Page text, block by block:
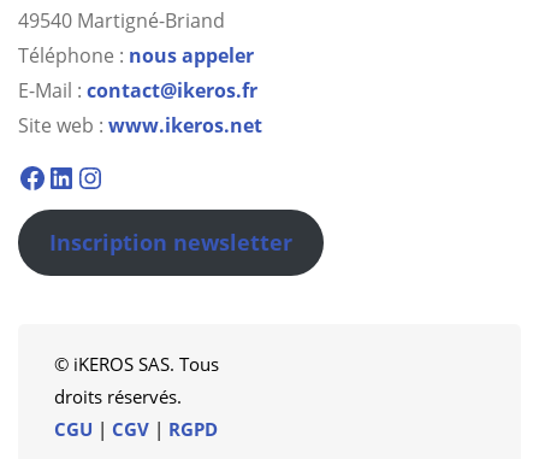
49540 Martigné-Briand
Téléphone : nous appeler
E-Mail : contact@ikeros.fr
Site web : www.ikeros.net
Facebook
Linkedin
Instagram
Inscription newsletter
© iKEROS SAS. Tous
droits réservés.
CGU | CGV | RGPD